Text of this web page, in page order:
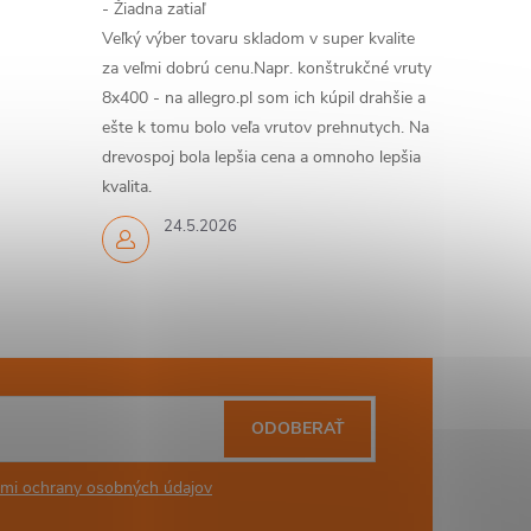
24.5.2026
- Žiadna zatiaľ
Veľký výber tovaru skladom v super kvalite
za veľmi dobrú cenu.Napr. konštrukčné vruty
8x400 - na allegro.pl som ich kúpil drahšie a
ešte k tomu bolo veľa vrutov prehnutych. Na
drevospoj bola lepšia cena a omnoho lepšia
kvalita.
ochrany osobných údajov
ODOBERAŤ